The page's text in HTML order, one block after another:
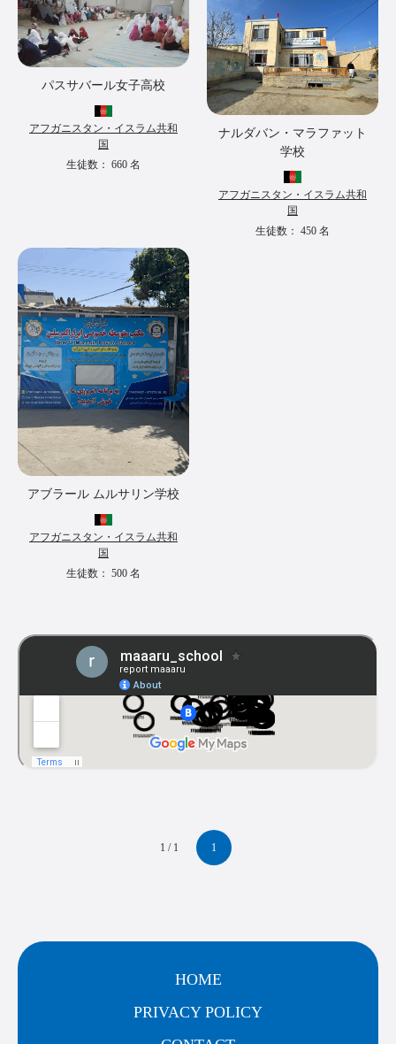
パスサバール女子高校
アフガニスタン・イスラム共和
国
生徒数： 660 名
ナルダバン・マラファット
学校
アフガニスタン・イスラム共和
国
生徒数： 450 名
アブラール ムルサリン学校
アフガニスタン・イスラム共和
国
生徒数： 500 名
1 / 1 1
HOME
PRIVACY POLICY